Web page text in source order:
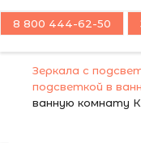
8 800 444-62-50
Зеркала с
подсветкой в
ванную комнату